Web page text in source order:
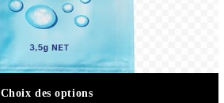
Choix des options